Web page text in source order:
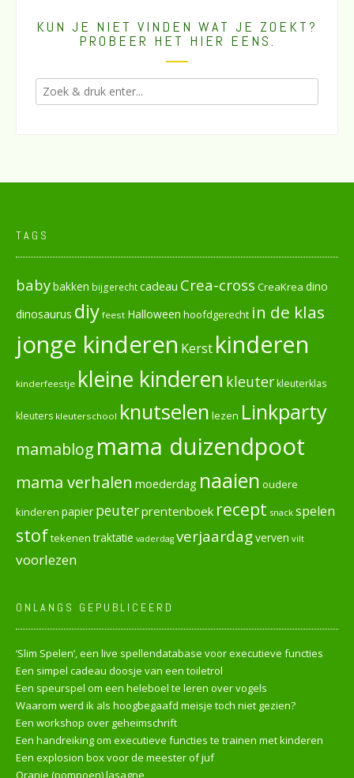
KUN JE NIET VINDEN WAT JE ZOEKT?
PROBEER HET HIER EENS.
TAGS
babybakken bijgerechtcadeau Crea-cross CreaKrea dino
dinosaurus diy feest Halloween hoofdgerecht in de klas
jonge kinderen Kerst kinderen
kinderfeestje kleine kinderen kleuterkleuterklas
kleuters kleuterschool knutselen lezen Linkparty
mamablog mama duizendpoot
mama verhalen moederdag naaien oudere
kinderen papier peuterprentenboek recept snack spelen
stoftekenen traktatie vaderdag verjaardagverven vilt
voorlezen
ONLANGS GEPUBLICEERD
‘Slim Spelen’, een live spellendatabase voor executieve functies
Een simpel cadeau doosje van een toiletrol
Een speurspel om een heleboel te leren over vogels
Waarom werd ik als hoogbegaafd meisje toch niet gezien?
Een workshop over geheimschrift
Een handreiking om executieve functies te trainen met kinderen
Een explosion box voor de meester of juf
Oranje (pompoen) lasagne